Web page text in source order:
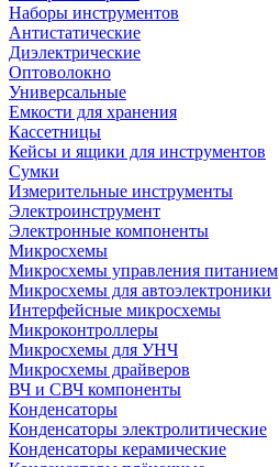
Наборы инструментов
Антистатические
Диэлектрические
Оптоволокно
Универсальные
Емкости для хранения
Кассетницы
Кейсы и ящики для инструментов
Сумки
Измерительные инструменты
Электроинструмент
Электронные компоненты
Микросхемы
Микросхемы управления питанием
Микросхемы для автоэлектроники
Интерфейсные микросхемы
Микроконтроллеры
Микросхемы для УНЧ
Микросхемы драйверов
ВЧ и СВЧ компоненты
Конденсаторы
Конденсаторы электролитические
Конденсаторы керамические